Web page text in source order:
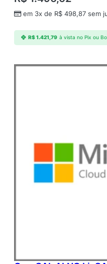
em 3x de R$ 498,87 sem
R$1.421,79 à vista no Pix ou